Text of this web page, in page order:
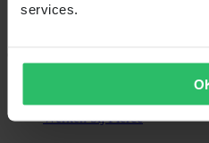
services.
Vragen & antwoorden
Investor relations
Werken bij Pierce